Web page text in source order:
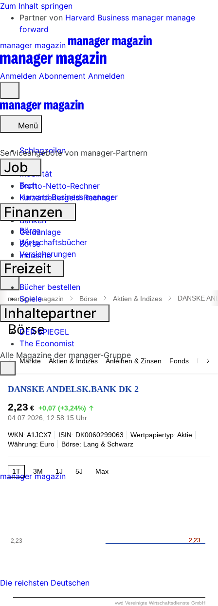
Zum Inhalt springen
Partner von Harvard Business manager manage
forward
manager magazin
Anmelden Abonnement Anmelden
öffnen
Menü
Schlagzeilen
Mobilität
Tech
Harvard Business manager
Handel
Banken
Geldanlage
Börse
Industrie
Suche
öffnen
manager magazin Börse Aktien & Indizes DANSKE
Märkte Aktien & Indizes Anleihen & Zinsen Fonds
DANSKE ANDELSK.BANK DK 2
2,23 € +0,07 (+3,24%)
04.07.2026, 12:58:15 Uhr
WKN: A1JCX7 ISIN: DK0060299063
Wertpapiertyp: Aktie
Währung: Euro
Börse: Lang & Schwarz
1T 3M 1J 5J Max
2,23
2,23
2,23
vwd Vereinigte Wirtschaftsdienste GmbH
Serviceangebote von manager-Partnern
Job
Brutto-Netto-Rechner
Kurzarbeitergeld-Rechner
Finanzen
Börse
Wirtschaftsbücher
Versicherungen
Freizeit
Bücher bestellen
Spiele
Inhaltepartner
DER SPIEGEL
The Economist
Alle Magazine der manager-Gruppe
manager magazin
Die reichsten Deutschen